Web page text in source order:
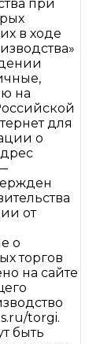
при
в ходе
на
для
о
от
о
торгов
на сайте
torgi.
быть